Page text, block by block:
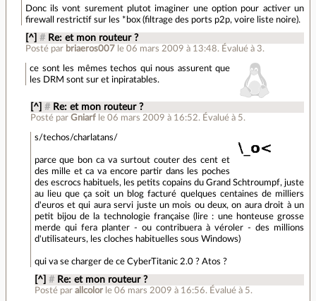
Donc ils vont surement plutot imaginer une option pour activer un
firewall restrictif sur les *box (filtrage des ports p2p, voire liste noire).
[^] # Re: et mon routeur ?
Posté par briaeros007 le 06 mars 2009 à 13:48. Évalué à 3.
ce sont les mêmes techos qui nous assurent que
les DRM sont sur et inpiratables.
[^] # Re: et mon routeur ?
Posté par Gniarf le 06 mars 2009 à 16:52. Évalué à 5.
s/techos/charlatans/
parce que bon ca va surtout couter des cent et
des mille et ca va encore partir dans les poches
des escrocs habituels, les petits copains du Grand Schtroumpf, juste
au lieu que ça soit un blog facturé quelques centaines de milliers
d'euros et qui aura servi juste un mois ou deux, on aura droit à un
petit bijou de la technologie française (lire : une honteuse grosse
merde qui fera planter - ou contribuera à véroler - des millions
d'utilisateurs, les cloches habituelles sous Windows)
qui va se charger de ce CyberTitanic 2.0 ? Atos ?
[^] # Re: et mon routeur ?
Posté par allcolor le 06 mars 2009 à 16:56. Évalué à 5.